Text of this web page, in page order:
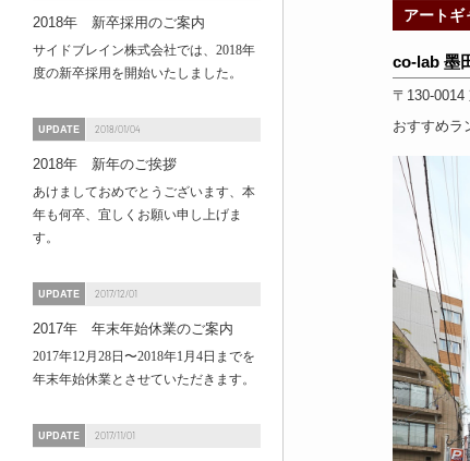
アートギ
co-lab 墨
〒130-0014
おすすめラ
2018年 新卒採用のご案内
サイドブレイン株式会社では、2018年
度の新卒採用を開始いたしました。
UPDATE 2018/01/04
2018年 新年のご挨拶
あけましておめでとうございます、本
年も何卒、宜しくお願い申し上げま
す。
UPDATE 2017/12/01
2017年 年末年始休業のご案内
2017年12月28日〜2018年1月4日までを
年末年始休業とさせていただきます。
UPDATE 2017/11/01